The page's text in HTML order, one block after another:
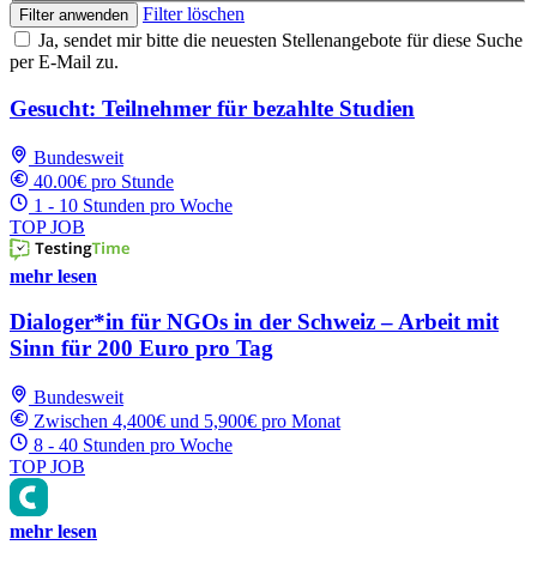
Filter anwenden
Filter löschen
Ja, sendet mir bitte die neuesten Stellenangebote für diese Suche
per E-Mail zu.
Gesucht: Teilnehmer für bezahlte Studien
Bundesweit
40.00€ pro Stunde
1 - 10 Stunden pro Woche
TOP JOB
mehr lesen
Dialoger*in für NGOs in der Schweiz – Arbeit mit
Sinn für 200 Euro pro Tag
Bundesweit
Zwischen 4,400€ und 5,900€ pro Monat
8 - 40 Stunden pro Woche
TOP JOB
mehr lesen